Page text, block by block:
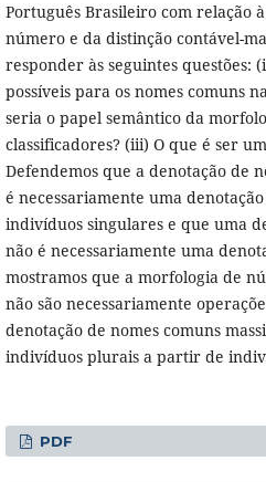
Português Brasileiro com relação
número e da distinção contável-
responder às seguintes questões:
possíveis para os nomes comuns
seria o papel semântico da
classificadores? (iii) O que é ser
Defendemos que a denotação de
é necessariamente uma
indivíduos singulares e que uma
não é necessariamente uma
mostramos que a morfologia de
não são necessariamente
denotação de nomes comuns
indivíduos plurais a partir de
PDF